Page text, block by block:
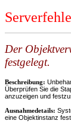
Der
festgelegt.
Beschreibung:
Überprüfen Sie die
anzuzeigen und
Ausnahmedetails:
eine Objektinstanz